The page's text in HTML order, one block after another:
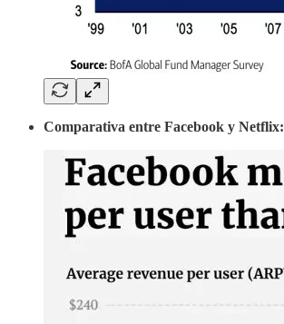
Comparativa entre Facebook y Netflix: